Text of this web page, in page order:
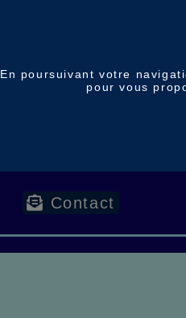
En poursuivant votre
pour vous
Contact